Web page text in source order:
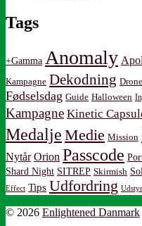
Tags
+Gamma Anomaly
Kampagne Dekodning Drone
Fødselsdag Guide Halloween
Kampagne Kinetic
Medalje Medie Mission
Nytår Orion Passcode
Shard Night SITREP Skirmish
Effect Tips Udfordring Udstyr
© 2026 Enlightened Danmark